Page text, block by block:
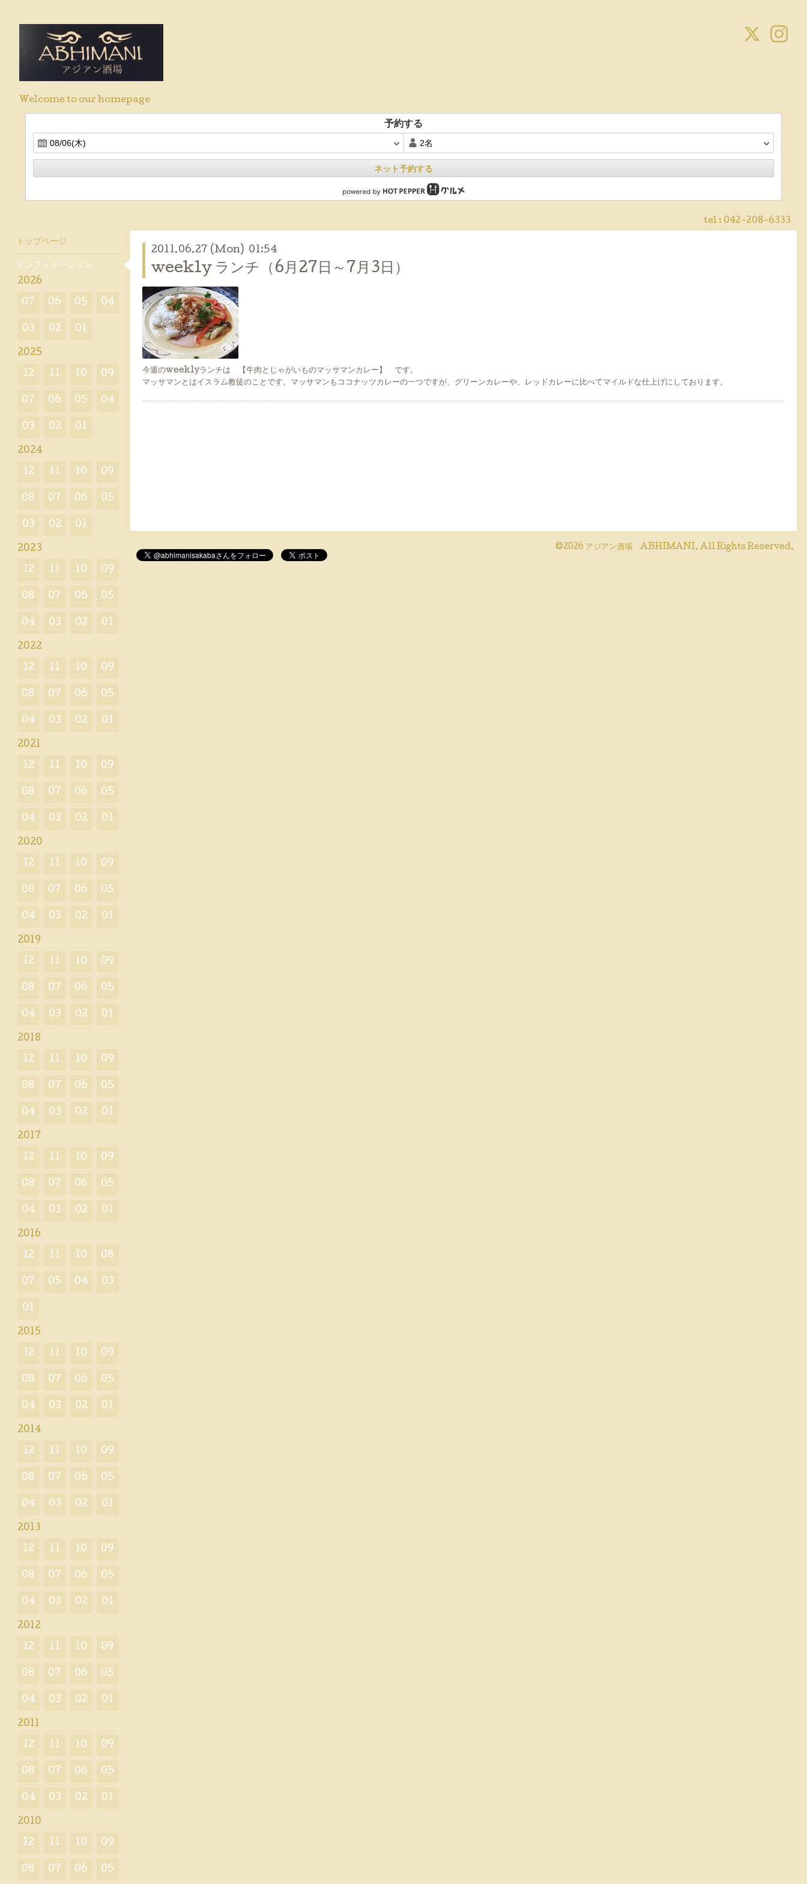
Welcome to our homepage
tel : 042-208-6333
予約する
ネット予約する
2011.06.27 (Mon) 01:54
weekly ランチ（6月27日～7月3日）
今週のweeklyランチは 【牛肉とじゃがいものマッサマンカレー】 です。
マッサマンとはイスラム教徒のことです。マッサマンもココナッツカレーの一つですが、グリーンカレーや、レッドカレーに比べてマイルドな仕上げにしております。
©2026 アジアン酒場 ABHIMANI. All Rights Reserved.
トップページ
インフォメーション
2026
07 06 05 04
03 02 01
2025
12 11 10 09
07 06 05 04
03 02 01
2024
12 11 10 09
08 07 06 05
03 02 01
2023
12 11 10 09
08 07 06 05
04 03 02 01
2022
12 11 10 09
08 07 06 05
04 03 02 01
2021
12 11 10 09
08 07 06 05
04 03 02 01
2020
12 11 10 09
08 07 06 05
04 03 02 01
2019
12 11 10 09
08 07 06 05
04 03 02 01
2018
12 11 10 09
08 07 06 05
04 03 02 01
2017
12 11 10 09
08 07 06 05
04 03 02 01
2016
12 11 10 08
07 05 04 03
01
2015
12 11 10 09
08 07 06 05
04 03 02 01
2014
12 11 10 09
08 07 06 05
04 03 02 01
2013
12 11 10 09
08 07 06 05
04 03 02 01
2012
12 11 10 09
08 07 06 05
04 03 02 01
2011
12 11 10 09
08 07 06 05
04 03 02 01
2010
12 11 10 09
08 07 06 05